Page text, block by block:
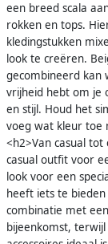
een breed scala
rokken en tops.
kledingstukken
look te creëren.
gecombineerd kan
vrijheid hebt om je
en stijl. Houd het
voeg wat kleur toe
<h2>Van casual
casual outfit voor
look voor een
heeft iets te bieden
combinatie met
bijeenkomst,